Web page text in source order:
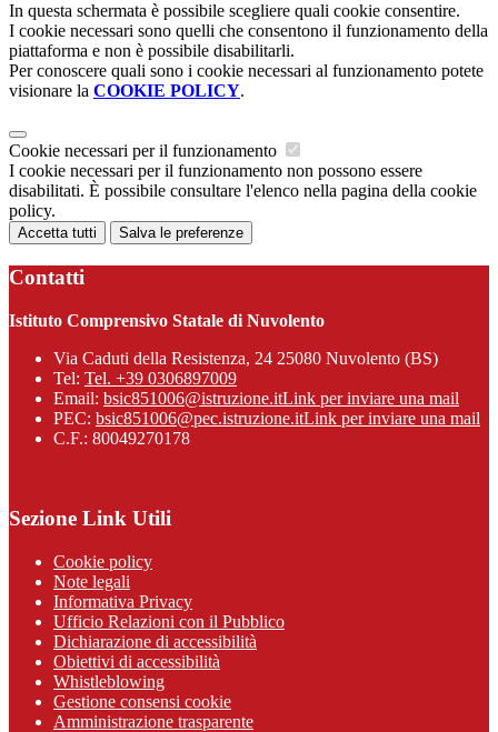
In questa schermata è possibile scegliere quali cookie consentire.
I cookie necessari sono quelli che consentono il funzionamento della
piattaforma e non è possibile disabilitarli.
Per conoscere quali sono i cookie necessari al funzionamento potete
visionare la COOKIE POLICY.
Cookie necessari per il funzionamento
I cookie necessari per il funzionamento non possono essere
disabilitati. È possibile consultare l'elenco nella pagina della cookie
policy.
Accetta tutti Salva le preferenze
Contatti
Istituto Comprensivo Statale di Nuvolento
Via Caduti della Resistenza, 24 25080 Nuvolento (BS)
Tel: Tel. +39 0306897009
Email: bsic851006@istruzione.itLink per inviare una mail
PEC: bsic851006@pec.istruzione.itLink per inviare una mail
C.F.: 80049270178
Sezione Link Utili
Cookie policy
Note legali
Informativa Privacy
Ufficio Relazioni con il Pubblico
Dichiarazione di accessibilità
Obiettivi di accessibilità
Whistleblowing
Gestione consensi cookie
Amministrazione trasparente